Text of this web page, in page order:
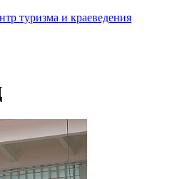
туризма и краеведения